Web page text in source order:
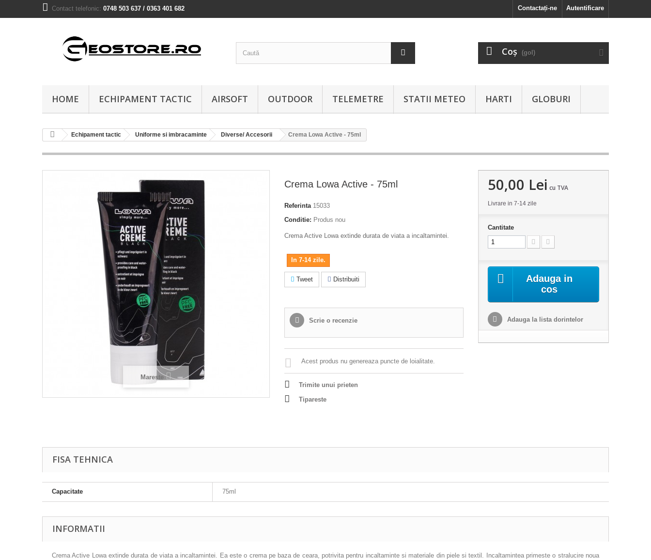
Autentificare
Contactați-ne
Contact telefonic: 0748 503 637 / 0363 401 682
Coş (gol)
HOME ECHIPAMENT TACTIC AIRSOFT OUTDOOR TELEMETRE STATII METEO HARTI GLOBURI
Echipament tactic Uniforme si imbracaminte Diverse/ Accesorii Crema Lowa Active - 75ml
Mareste
Crema Lowa Active - 75ml
Referinta 15033
Conditie: Produs nou
Crema Active Lowa extinde durata de viata a incaltamintei.
In 7-14 zile.
Tweet Distribuiti
Scrie o recenzie
Acest produs nu genereaza puncte de loialitate.
Trimite unui prieten
Tipareste
50,00 Lei cu TVA
Livrare in 7-14 zile
Cantitate
Adauga in
cos
Adauga la lista dorintelor
FISA TEHNICA
Capacitate 75ml
INFORMATII
Crema Active Lowa extinde durata de viata a incaltamintei. Ea este o crema pe baza de ceara, potrivita pentru incaltaminte si materiale din piele si textil. Incaltamintea primeste o stralucire noua